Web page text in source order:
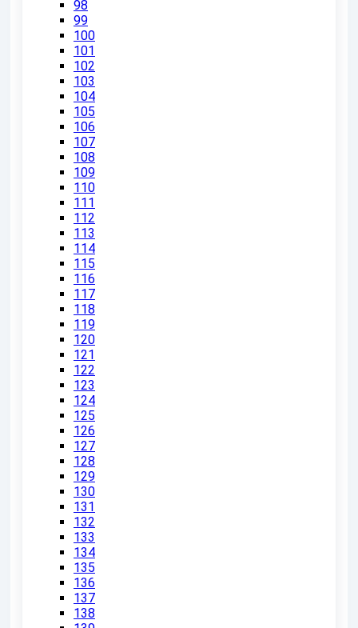
98
99
100
101
102
103
104
105
106
107
108
109
110
111
112
113
114
115
116
117
118
119
120
121
122
123
124
125
126
127
128
129
130
131
132
133
134
135
136
137
138